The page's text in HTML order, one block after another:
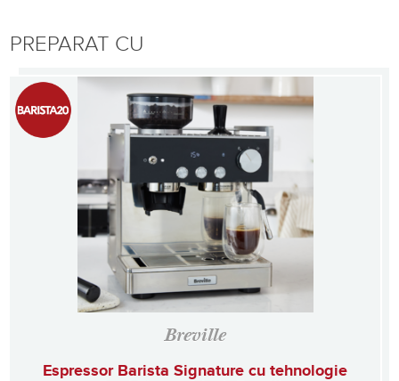
PREPARAT CU
Breville
Espressor Barista Signature cu tehnologie